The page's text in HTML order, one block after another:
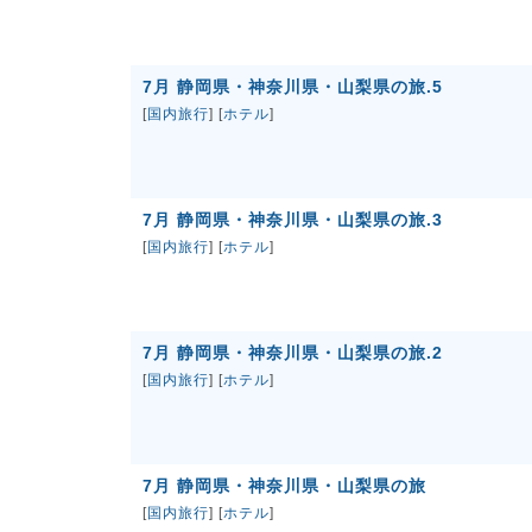
7月 静岡県・神奈川県・山梨県の旅.5
[国内旅行] [ホテル]
7月 静岡県・神奈川県・山梨県の旅.3
[国内旅行] [ホテル]
7月 静岡県・神奈川県・山梨県の旅.2
[国内旅行] [ホテル]
7月 静岡県・神奈川県・山梨県の旅
[国内旅行] [ホテル]